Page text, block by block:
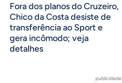
Fora dos planos do Cruzeiro,
Chico da Costa desiste de
transferência ao Sport e
gera incômodo; veja
detalhes
publicidade